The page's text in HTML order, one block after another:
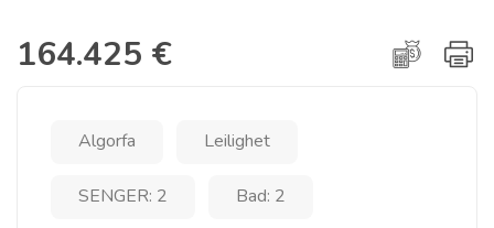
164.425 €
Algorfa Leilighet
SENGER: 2 Bad: 2